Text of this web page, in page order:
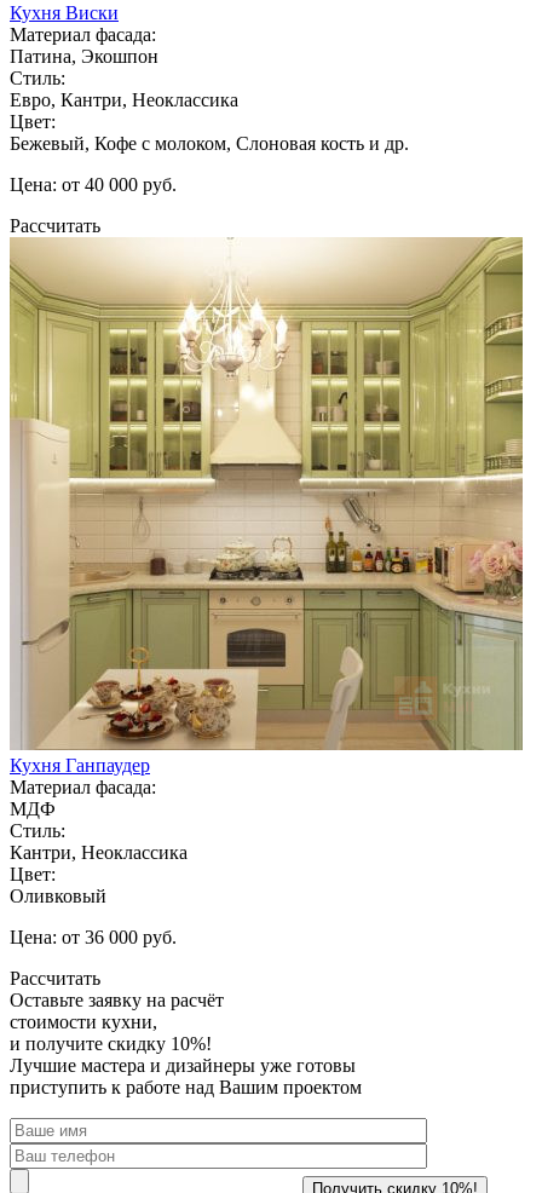
Кухня Виски
Материал фасада:
Патина, Экошпон
Стиль:
Евро, Кантри, Неоклассика
Цвет:
Бежевый, Кофе с молоком, Слоновая кость и др.
Цена: от 40 000 руб.
Рассчитать
Кухня Ганпаудер
Материал фасада:
МДФ
Стиль:
Кантри, Неоклассика
Цвет:
Оливковый
Цена: от 36 000 руб.
Рассчитать
Оставьте заявку на расчёт
стоимости кухни,
и получите скидку 10%!
Лучшие мастера и дизайнеры уже готовы
приступить к работе над Вашим проектом